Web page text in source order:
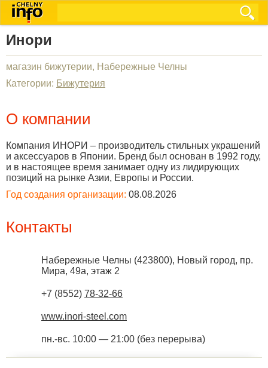
Инори
магазин бижутерии, Набережные Челны
Категории: Бижутерия
О компании
Компания ИНОРИ – производитель стильных украшений
и аксессуаров в Японии. Бренд был основан в 1992 году,
и в настоящее время занимает одну из лидирующих
позиций на рынке Азии, Европы и России.
Год создания организации: 08.08.2026
Контакты
Набережные Челны (423800), Новый город, пр.
Мира, 49а, этаж 2
+7 (8552) 78-32-66
www.inori-steel.com
пн.-вс. 10:00 — 21:00 (без перерыва)